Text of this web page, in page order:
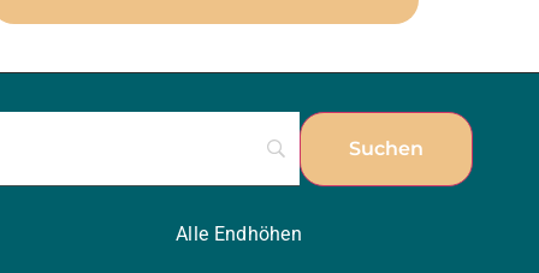
Alle Endhöhen